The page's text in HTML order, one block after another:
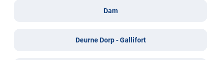
Dam
Deurne Dorp - Gallifort